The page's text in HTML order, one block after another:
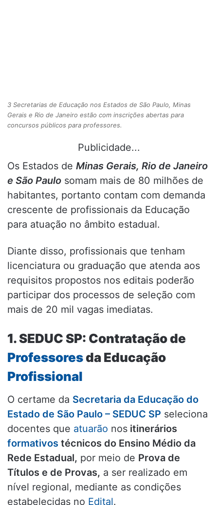
3 Secretarias de Educação nos Estados de São Paulo, Minas
Gerais e Rio de Janeiro estão com inscrições abertas para
concursos públicos para professores.
Publicidade...
Os Estados de Minas Gerais, Rio de Janeiro
e São Paulo somam mais de 80 milhões de
habitantes, portanto contam com demanda
crescente de profissionais da Educação
para atuação no âmbito estadual.
Diante disso, profissionais que tenham
licenciatura ou graduação que atenda aos
requisitos propostos nos editais poderão
participar dos processos de seleção com
mais de 20 mil vagas imediatas.
1. SEDUC SP: Contratação de
Professoresda Educação
Profissional
O certame da Secretaria da Educação do
Estado de São Paulo – SEDUC SP seleciona
docentes que atuarão nos itinerários
formativos técnicos do Ensino Médio da
Rede Estadual, por meio de Prova de
Títulos e de Provas, a ser realizado em
nível regional, mediante as condições
estabelecidas no Edital.